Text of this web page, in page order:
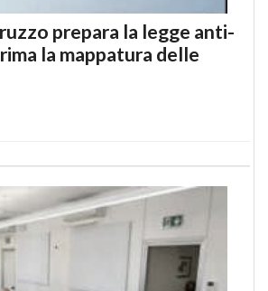
prepara la legge anti-
la mappatura delle